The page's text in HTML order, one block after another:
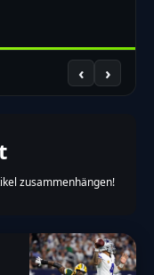
‹ ›
zusammenhängen!